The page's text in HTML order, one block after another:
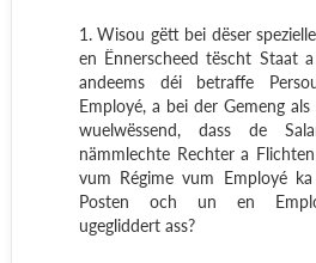
1. Wisou gëtt bei dëser
en Ënnerscheed tëscht Staat
andeems déi betraffe
Employé, a bei der Gemeng
wuelwëssend, dass de
nämmlechte Rechter a
vum Régime vum Employé
Posten och un en
ugegliddert ass?